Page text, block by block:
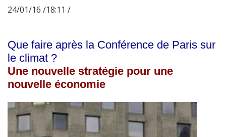
24/01/16 /18:11 /
Que faire après la Conférence de Paris sur
le climat ?
Une nouvelle stratégie pour une
nouvelle économie